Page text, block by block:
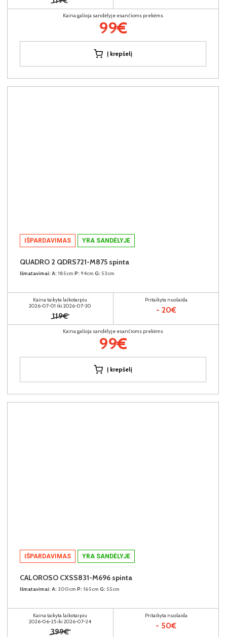
Kaina galioja sandėlyje esančioms prekėms
99€
Į krepšelį
IŠPARDAVIMAS YRA SANDĖLYJE
QUADRO 2 QDRS721-M875 spinta
Išmatavimai: A: 185cm P: 94cm G: 53cm
Kaina taikyta laikotarpiu
2026-07-01 iki 2026-07-30
119€
Pritaikyta nuolaida
- 20€
Kaina galioja sandėlyje esančioms prekėms
99€
Į krepšelį
IŠPARDAVIMAS YRA SANDĖLYJE
CALOROSO CXSS831-M696 spinta
Išmatavimai: A: 200cm P: 165cm G: 55cm
Kaina taikyta laikotarpiu
2026-06-25 iki 2026-07-24
399€
Pritaikyta nuolaida
- 50€